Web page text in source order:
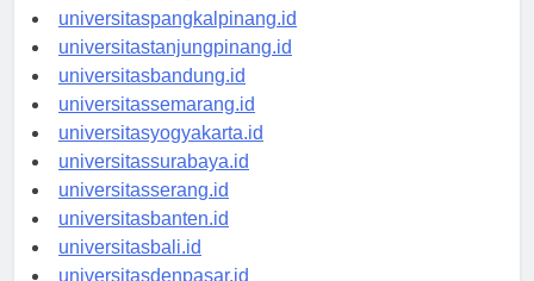
universitasbengkulu.id
universitaspangkalpinang.id
universitastanjungpinang.id
universitasbandung.id
universitassemarang.id
universitasyogyakarta.id
universitassurabaya.id
universitasserang.id
universitasbanten.id
universitasbali.id